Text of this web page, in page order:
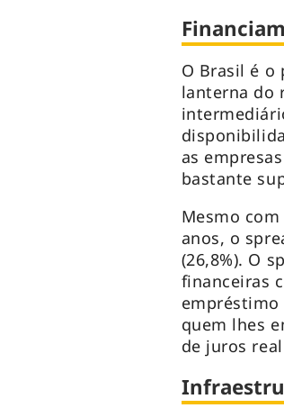
O Brasil é o
lanterna do
as
bastante
Mesmo
anos, o
(26,8%). O
financeiras
empréstimo
quem lhes
de juros